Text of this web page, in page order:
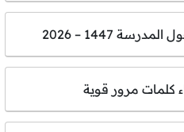
1447 – 2026
كلمات مرور قوية